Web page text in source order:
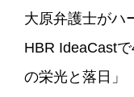
大原弁護士がハ
HBR IdeaCast
の栄光と落日」